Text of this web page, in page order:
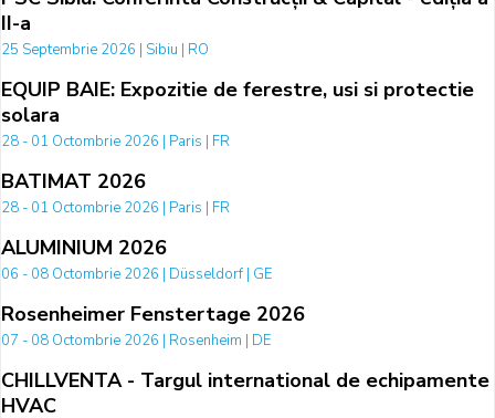
II-a
25 Septembrie 2026 | Sibiu | RO
EQUIP BAIE: Expozitie de ferestre, usi si protectie
solara
28 - 01 Octombrie 2026 | Paris | FR
BATIMAT 2026
28 - 01 Octombrie 2026 | Paris | FR
ALUMINIUM 2026
06 - 08 Octombrie 2026 | Düsseldorf | GE
Rosenheimer Fenstertage 2026
07 - 08 Octombrie 2026 | Rosenheim | DE
CHILLVENTA - Targul international de echipamente
HVAC